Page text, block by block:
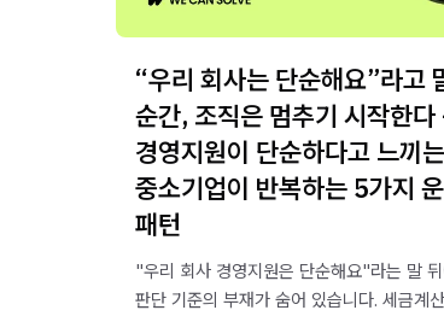
“우리 회사는 단순해요”라고
순간, 조직은 멈추기 시작한
경영지원이 단순하다고 느끼는
중소기업이 반복하는 5가지
패턴
"우리 회사 경영지원은 단순해요"라는 말
판단 기준의 부재가 숨어 있습니다. 세금계